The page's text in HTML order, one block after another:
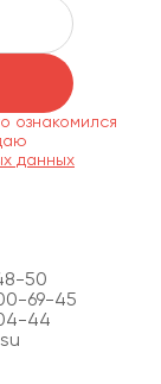
ознакомился
данных
50
69-45
44